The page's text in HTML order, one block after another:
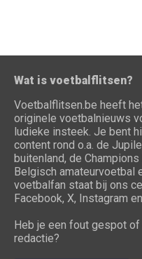
Wat is voetbalflitsen?
Voetbalflitsen.be heeft
originele voetbalnieuws
ludieke insteek. Je bent
content rond o.a. de
buitenland, de
Belgisch amateurvoetbal
voetbalfan staat bij ons
Facebook, X, Instagram
Heb je een fout gespot
redactie?